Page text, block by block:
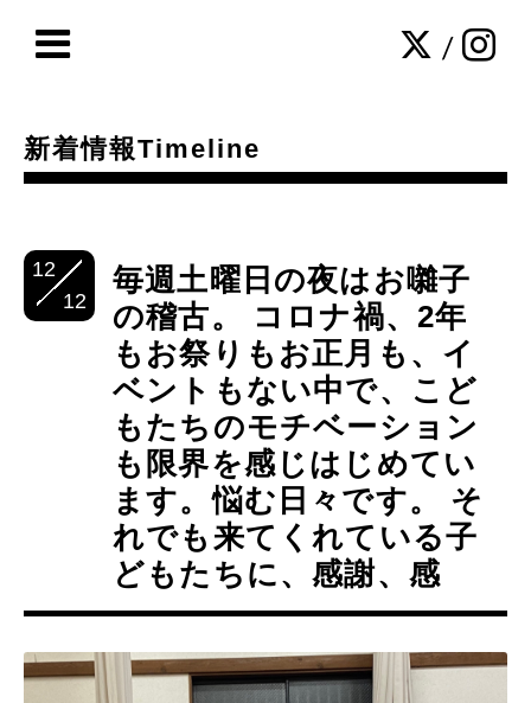
/
新着情報Timeline
12
12
毎週土曜日の夜はお囃子
の稽古。 コロナ禍、2年
もお祭りもお正月も、イ
ベントもない中で、こど
もたちのモチベーション
も限界を感じはじめてい
ます。悩む日々です。 そ
れでも来てくれている子
どもたちに、感謝、感